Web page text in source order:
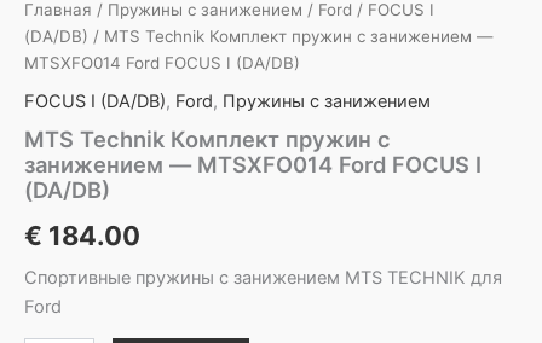
Главная / Пружины с занижением / Ford / FOCUS I
(DA/DB) / MTS Technik Комплект пружин с занижением —
MTSXFO014 Ford FOCUS I (DA/DB)
FOCUS I (DA/DB), Ford, Пружины с занижением
MTS Technik Комплект пружин с
занижением — MTSXFO014 Ford FOCUS I
(DA/DB)
€ 184.00
Спортивные пружины с занижением MTS TECHNIK для
Ford